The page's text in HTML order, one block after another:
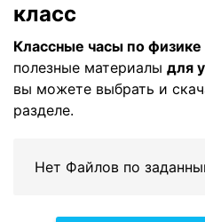
класс
Классные часы по физике
полезные материалы для
вы можете выбрать и
разделе.
Нет Файлов по